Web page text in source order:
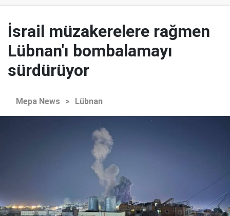
İsrail müzakerelere rağmen
Lübnan'ı bombalamayı
sürdürüyor
Mepa News > Lübnan